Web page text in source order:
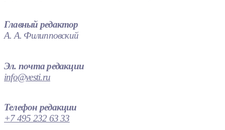
Главный редактор
А. А. Филипповский
Эл. почта редакции
info@vesti.ru
Телефон редакции
+7 495 232 63 33